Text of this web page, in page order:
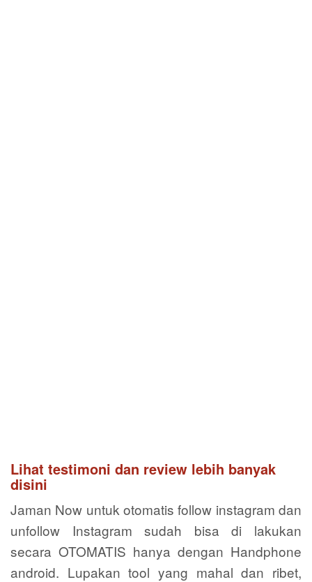
Lihat testimoni dan review lebih banyak
disini
Jaman Now untuk otomatis follow instagram dan
unfollow Instagram sudah bisa di lakukan
secara OTOMATIS hanya dengan Handphone
android. Lupakan tool yang mahal dan ribet,